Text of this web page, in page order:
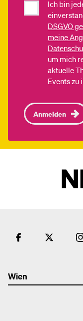
Ich bin
DSGVO
meine
um mich
aktuelle
Events zu
Anmelden
Wien